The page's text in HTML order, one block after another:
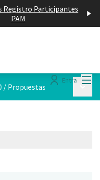
Registro Participantes
PAM
Entra
/ Propuestas